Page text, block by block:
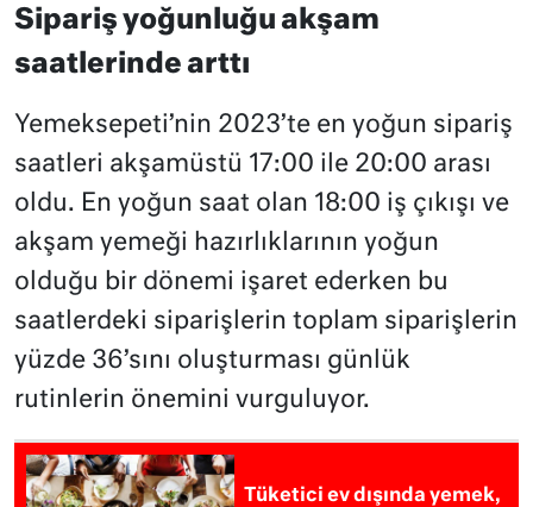
Sipariş yoğunluğu akşam
saatlerinde arttı
Yemeksepeti’nin 2023’te en yoğun sipariş
saatleri akşamüstü 17:00 ile 20:00 arası
oldu. En yoğun saat olan 18:00 iş çıkışı ve
akşam yemeği hazırlıklarının yoğun
olduğu bir dönemi işaret ederken bu
saatlerdeki siparişlerin toplam siparişlerin
yüzde 36’sını oluşturması günlük
rutinlerin önemini vurguluyor.
Tüketici ev dışında yemek,